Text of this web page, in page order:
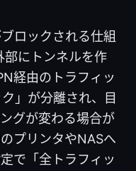
ロックされる仕組
部にトンネルを作
経由のトラフィッ
」が分離され、目
グが変わる場合が
プリンタやNASへ
で「全トラフィッ